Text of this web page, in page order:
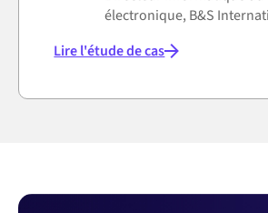
électronique, B&S
Lire l'étude de cas